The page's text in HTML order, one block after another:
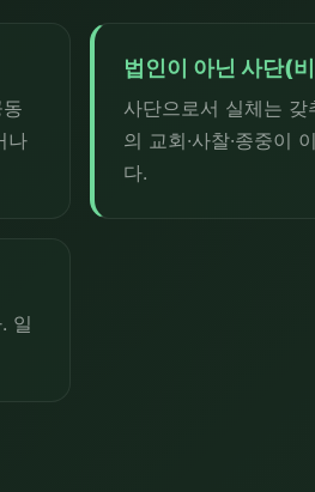
나
법인이 아닌 사단(
사단으로서 실체는
의 교회·사찰·종중이
다.
일